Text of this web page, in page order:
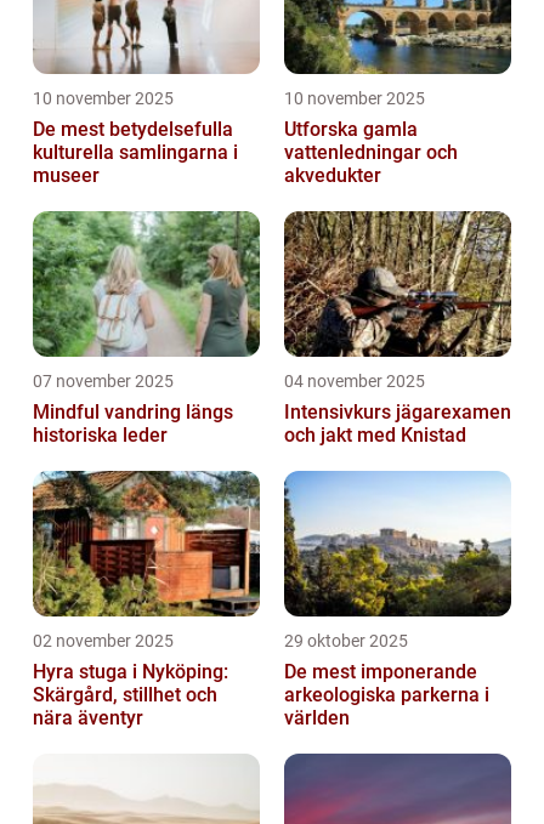
10 november 2025
De mest betydelsefulla
kulturella samlingarna i
museer
10 november 2025
Utforska gamla
vattenledningar och
akvedukter
07 november 2025
Mindful vandring längs
historiska leder
04 november 2025
Intensivkurs jägarexamen
och jakt med Knistad
02 november 2025
Hyra stuga i Nyköping:
Skärgård, stillhet och
nära äventyr
29 oktober 2025
De mest imponerande
arkeologiska parkerna i
världen